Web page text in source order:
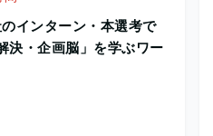
インターン・本選考で
決・企画脳」を学ぶワー